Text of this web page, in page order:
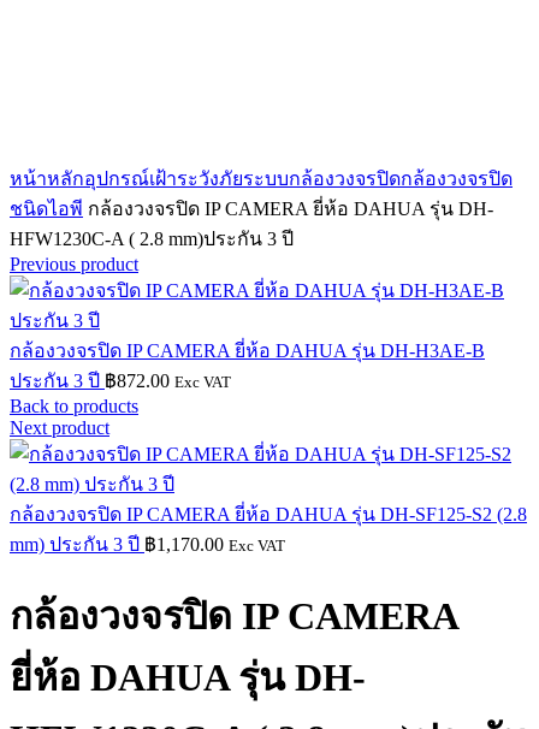
หน้าหลักอุปกรณ์เฝ้าระวังภัยระบบกล้องวงจรปิดกล้องวงจรปิด
ชนิดไอพี กล้องวงจรปิด IP CAMERA ยี่ห้อ DAHUA รุ่น DH-
HFW1230C-A ( 2.8 mm)ประกัน 3 ปี
Previous product
กล้องวงจรปิด IP CAMERA ยี่ห้อ DAHUA รุ่น DH-H3AE-B
ประกัน 3 ปี ฿872.00 Exc VAT
Back to products
Next product
กล้องวงจรปิด IP CAMERA ยี่ห้อ DAHUA รุ่น DH-SF125-S2 (2.8
mm) ประกัน 3 ปี ฿1,170.00 Exc VAT
กล้องวงจรปิด IP CAMERA
ยี่ห้อ DAHUA รุ่น DH-